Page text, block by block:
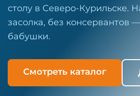
столу в Северо-Курильске.
засолка, без консервантов
бабушки.
Смотреть каталог